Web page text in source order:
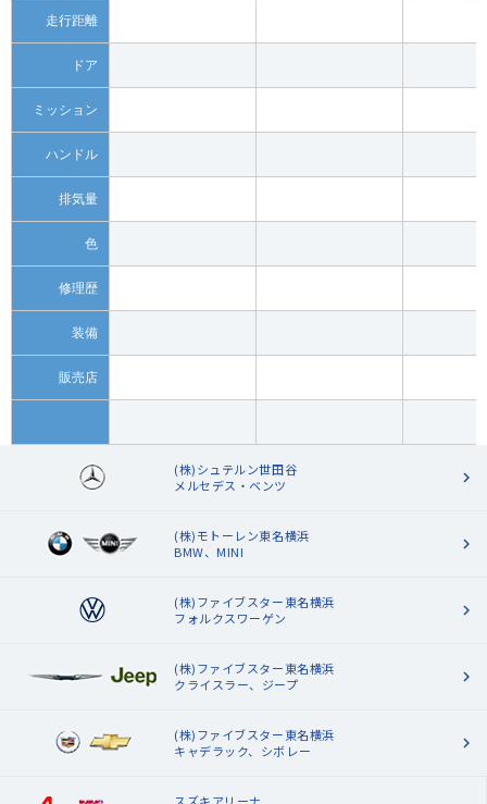
走行距離
ドア
ミッション
ハンドル
排気量
色
修理歴
装備
販売店
(株)シュテルン世田谷
メルセデス・ベンツ
(株)モトーレン東名横浜
BMW、MINI
(株)ファイブスター東名横浜
フォルクスワーゲン
(株)ファイブスター東名横浜
クライスラー、ジープ
(株)ファイブスター東名横浜
キャデラック、シボレー